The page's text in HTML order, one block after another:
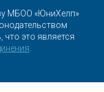
МБОО «ЮниХелп»
что это является